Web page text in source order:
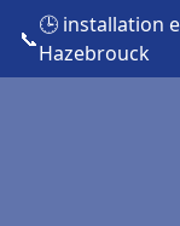
📞
🕒 installation
Hazebrouck